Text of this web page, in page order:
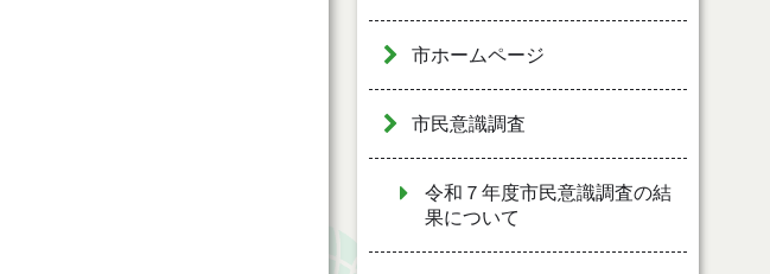
市ホームページ
市民意識調査
令和７年度市民意識調査の結
果について